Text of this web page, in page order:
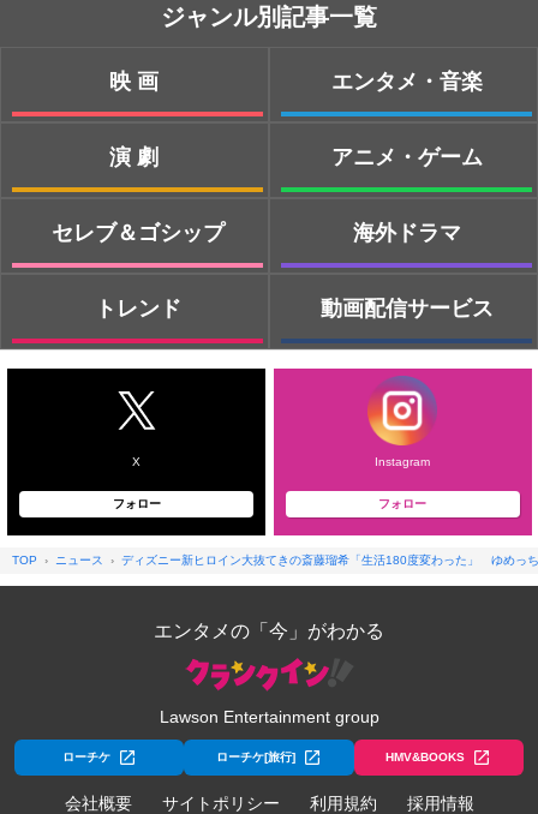
ジャンル別記事一覧
映画
演劇
セレブ＆ゴシップ
トレンド
エンタメ・音楽
アニメ・ゲーム
海外ドラマ
動画配信サービス
X
フォロー
Instagram
フォロー
TOP ニュース ディズニー新ヒロイン大抜てきの斎藤瑠希「生活180度変わった」 ゆめっ
エンタメの「今」がわかる
Lawson Entertainment group
ローチケ ローチケ[旅行] HMV&BOOKS
会社概要 サイトポリシー 利用規約 採用情報